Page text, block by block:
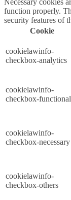
function properly.
security features of
Cookie
cookielawinfo-
checkbox-analytics
cookielawinfo-
checkbox-functional
cookielawinfo-
checkbox-necessary
cookielawinfo-
checkbox-others